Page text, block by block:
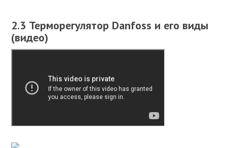
2.3 Терморегулятор Danfoss и его виды
(видео)